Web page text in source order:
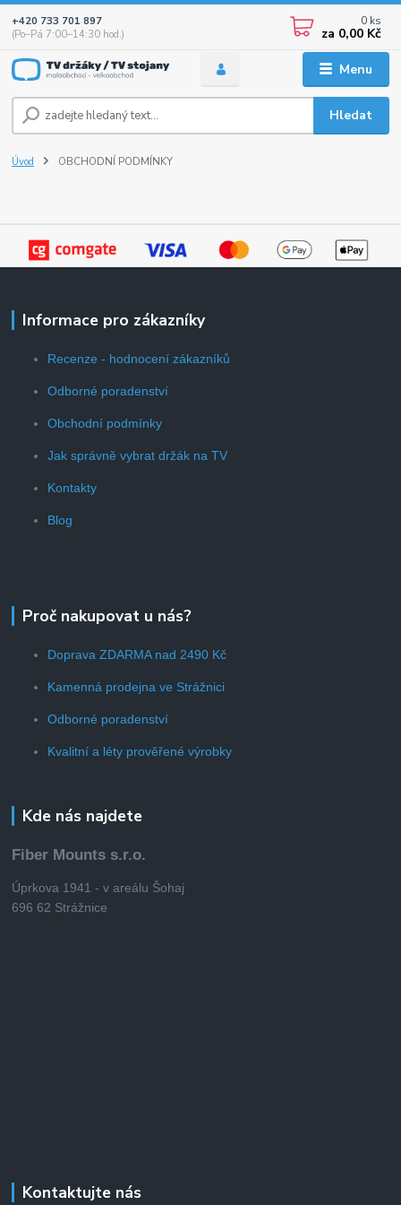
Menu
Hledat
+420 733 701 897
(Po–Pá 7:00–14:30 hod.)
0 ks
za 0,00 Kč
Úvod OBCHODNÍ PODMÍNKY
Informace pro zákazníky
Recenze - hodnocení zákazníků
Odborné poradenství
Obchodní podmínky
Jak správně vybrat držák na TV
Kontakty
Blog
Proč nakupovat u nás?
Doprava ZDARMA nad 2490 Kč
Kamenná prodejna ve Strážnici
Odborné poradenství
Kvalitní a léty prověřené výrobky
Kde nás najdete
Fiber Mounts s.r.o.
Úprkova 1941 - v areálu Šohaj
696 62 Strážnice
Kontaktujte nás